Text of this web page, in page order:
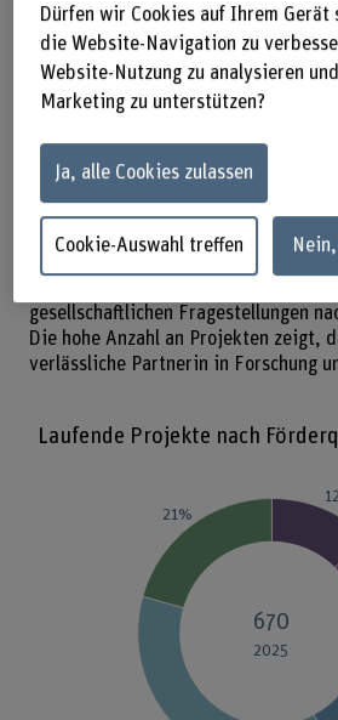
finanziert durch verschiedene
öffentliche Hand, die Wirtschaft,
gesellschaftlichen Fragestellungen
Die hohe Anzahl an Projekten zeigt,
verlässliche Partnerin in Forschung
Laufende Projekte nach
670
2025
21%
Weiterführende
Forschungszusammenarbeit mit
Dürfen wir Cookies auf Ihrem Gerät
die Website-Navigation zu
Website-Nutzung zu analysieren
Marketing zu unterstützen?
Ja, alle Cookies zulassen
Cookie-Auswahl treffen